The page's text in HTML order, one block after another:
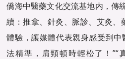
僑海中醫藥文化交流基地内，傳
續：推拿、針灸、脈診、艾灸
體驗，讓媒體代表親身感受到
法精準，肩頸頓時輕松了！”“